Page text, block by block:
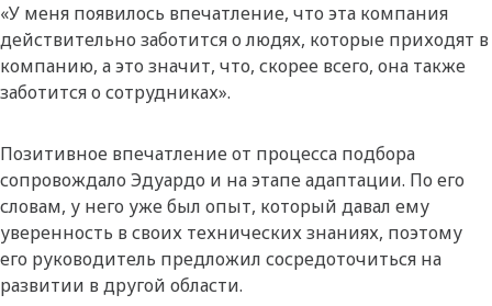
«У меня появилось впечатление, что эта компания
действительно заботится о людях, которые приходят в
компанию, а это значит, что, скорее всего, она также
заботится о сотрудниках».
Позитивное впечатление от процесса подбора
сопровождало Эдуардо и на этапе адаптации. По его
словам, у него уже был опыт, который давал ему
уверенность в своих технических знаниях, поэтому
его руководитель предложил сосредоточиться на
развитии в другой области.